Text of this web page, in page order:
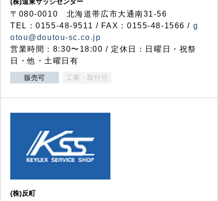
〒080-0010 北海道帯広市大通南31-56
TEL：0155-48-9511 / FAX：0155-48-1566 / g
otou@doutou-sc.co.jp
営業時間：8:30〜18:00 / 定休日：日曜日・祝祭
日・他・土曜日有
販売可 工事・取付可
(株)反町